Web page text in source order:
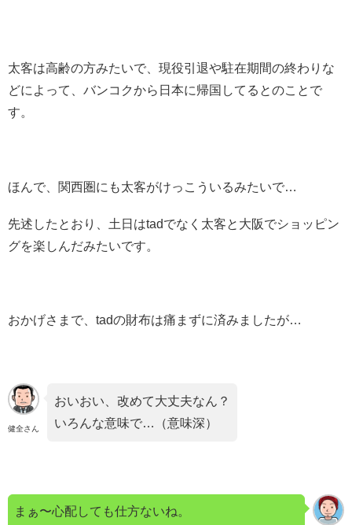
太客は高齢の方みたいで、現役引退や駐在期間の終わりな
どによって、バンコクから日本に帰国してるとのことで
す。
ほんで、関西圏にも太客がけっこういるみたいで…
先述したとおり、土日はtadでなく太客と大阪でショッピン
グを楽しんだみたいです。
おかげさまで、tadの財布は痛まずに済みましたが…
健全さん
おいおい、改めて大丈夫なん？
いろんな意味で…（意味深）
まぁ〜心配しても仕方ないね。